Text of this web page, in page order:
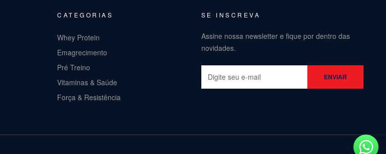
CATEGORIAS
Whey Protein
Emagrecimento
Pré Treino
Vitaminas & Saúde
Força & Resistência
SE INSCREVA
Assine nossa newsletter e fique por dentro das
novidades.